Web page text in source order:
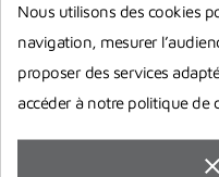
Quels sont les
pratiquer en toute
de Planet Plongée...
Nous utilisons des cookies
navigation, mesurer
proposer des services
accéder à notre politique
clear